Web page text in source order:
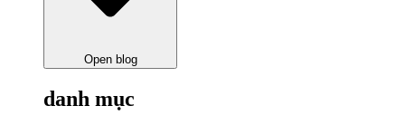
Open blog
danh mục